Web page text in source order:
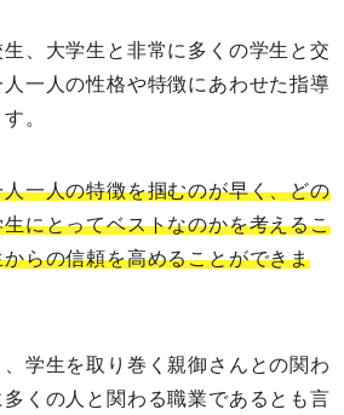
、大学生と非常に多くの学生と交
一人の性格や特徴にあわせた指導
。
一人の特徴を掴むのが早く、どの
にとってベストなのかを考えるこ
らの信頼を高めることができま
学生を取り巻く親御さんとの関わ
くの人と関わる職業であるとも言